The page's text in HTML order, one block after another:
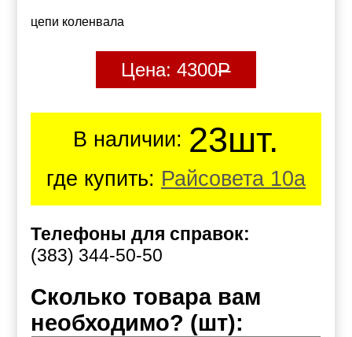
цепи коленвала
Цена:4300Р
В наличии: 23шт.
где купить: Райсовета 10а
Телефоны для справок:
(383) 344-50-50
Сколько товара вам
необходимо? (шт):